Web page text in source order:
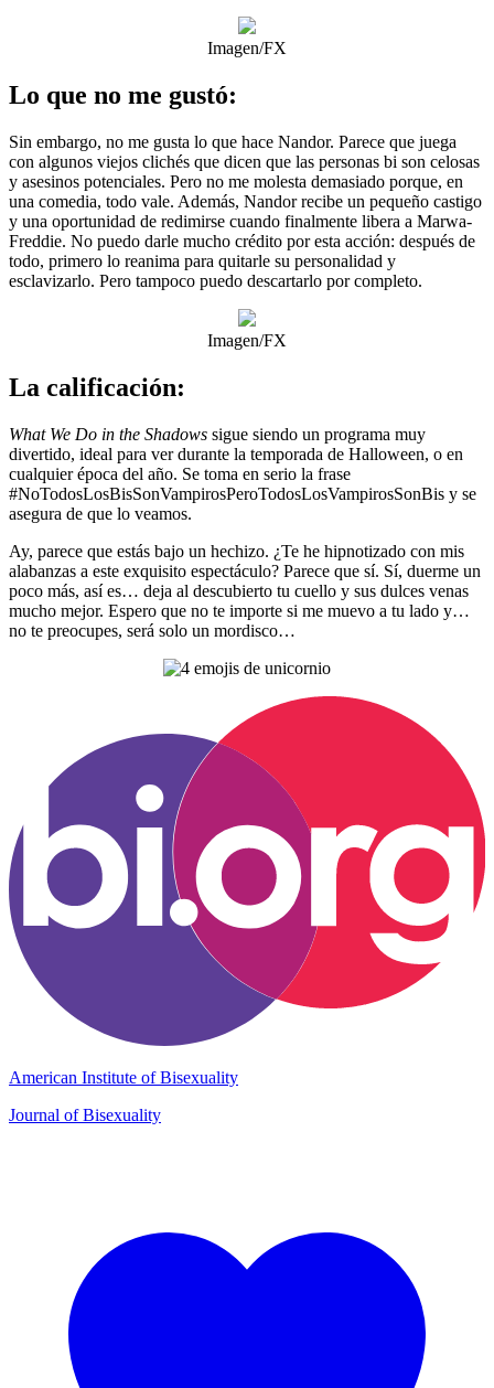
Imagen/FX
Lo que no me gustó:
Sin embargo, no me gusta lo que hace Nandor. Parece que juega
con algunos viejos clichés que dicen que las personas bi son celosas
y asesinos potenciales. Pero no me molesta demasiado porque, en
una comedia, todo vale. Además, Nandor recibe un pequeño castigo
y una oportunidad de redimirse cuando finalmente libera a Marwa-
Freddie. No puedo darle mucho crédito por esta acción: después de
todo, primero lo reanima para quitarle su personalidad y
esclavizarlo. Pero tampoco puedo descartarlo por completo.
Imagen/FX
La calificación:
What We Do in the Shadows sigue siendo un programa muy
divertido, ideal para ver durante la temporada de Halloween, o en
cualquier época del año. Se toma en serio la frase
#NoTodosLosBisSonVampirosPeroTodosLosVampirosSonBis y se
asegura de que lo veamos.
Ay, parece que estás bajo un hechizo. ¿Te he hipnotizado con mis
alabanzas a este exquisito espectáculo? Parece que sí. Sí, duerme un
poco más, así es… deja al descubierto tu cuello y sus dulces venas
mucho mejor. Espero que no te importe si me muevo a tu lado y…
no te preocupes, será solo un mordisco…
American Institute of Bisexuality
Journal of Bisexuality